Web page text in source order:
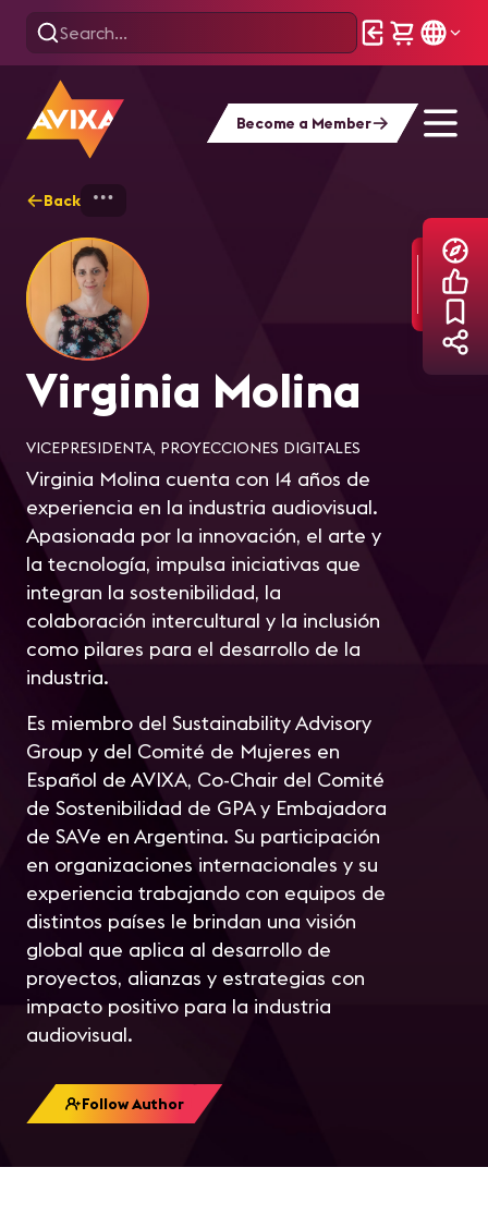
Become a Member
Back
Virginia Molina
VICEPRESIDENTA, PROYECCIONES DIGITALES
Virginia Molina cuenta con 14 años de
experiencia en la industria audiovisual.
Apasionada por la innovación, el arte y
la tecnología, impulsa iniciativas que
integran la sostenibilidad, la
colaboración intercultural y la inclusión
como pilares para el desarrollo de la
industria.
Es miembro del Sustainability Advisory
Group y del Comité de Mujeres en
Español de AVIXA, Co-Chair del Comité
de Sostenibilidad de GPA y Embajadora
de SAVe en Argentina. Su participación
en organizaciones internacionales y su
experiencia trabajando con equipos de
distintos países le brindan una visión
global que aplica al desarrollo de
proyectos, alianzas y estrategias con
impacto positivo para la industria
audiovisual.
Follow Author